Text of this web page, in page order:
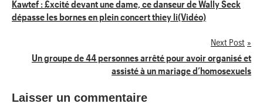
de
Kawtef : £xcité devant une dame, ce danseur de Wally Seck
dépasse les bornes en plein concert thiey li(Vidéo)
Next Post
Un groupe de 44 personnes arrêté pour avoir organisé et
assisté à un mariage d’homosexuels
Laisser un commentaire